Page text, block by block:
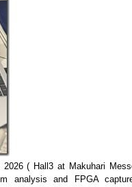
( Hall3 at Makuhari
analysis and FPGA